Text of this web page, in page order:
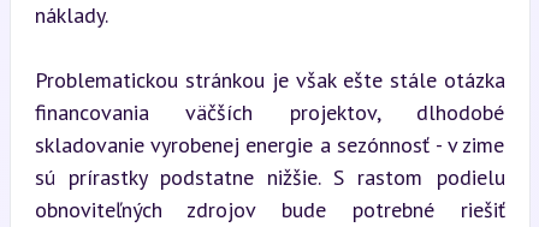
náklady.
Problematickou stránkou je však ešte stále otázka
financovania väčších projektov, dlhodobé
skladovanie vyrobenej energie a sezónnosť - v zime
sú prírastky podstatne nižšie. S rastom podielu
obnoviteľných zdrojov bude potrebné riešiť